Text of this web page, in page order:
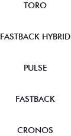
TORO
FASTBACK HYBRID
PULSE
FASTBACK
CRONOS